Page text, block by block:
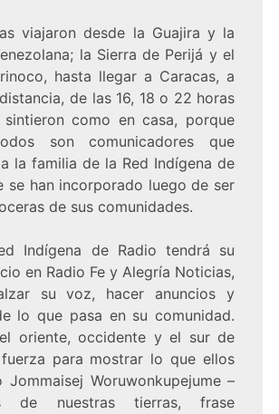
viajaron desde la Guajira y la
la Sierra de Perijá y el
hasta llegar a Caracas, a
de las 16, 18 o 22 horas
como en casa, porque
son comunicadores que
la familia de la Red Indígena de
se han incorporado luego de ser
de sus comunidades.
Indígena de Radio tendrá su
en Radio Fe y Alegría Noticias,
su voz, hacer anuncios y
lo que pasa en su comunidad.
oriente, occidente y el sur de
para mostrar lo que ellos
Jommaisej Woruwonkupejume –
de nuestras tierras, frase